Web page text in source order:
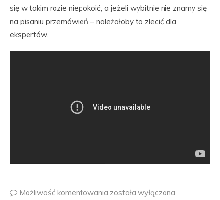
się w takim razie niepokoić, a jeżeli wybitnie nie znamy się
na pisaniu przemówień – należałoby to zlecić dla
ekspertów.
Możliwość komentowania została wyłączona